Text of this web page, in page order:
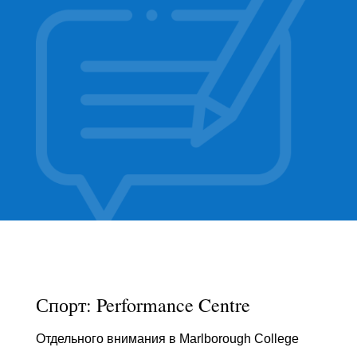
Спорт: Performance Centre
Отдельного внимания в Marlborough College